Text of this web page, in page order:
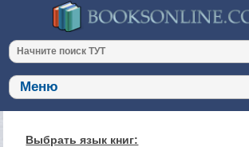
Выбрать язык книг: